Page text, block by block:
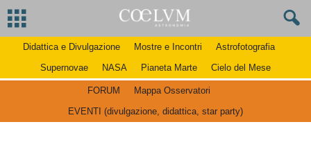
Didattica e Divulgazione Mostre e Incontri
Astrofotografia
Supernovae
NASA Pianeta Marte Cielo del Mese
FORUM
Mappa Osservatori
EVENTI (divulgazione, didattica, star party)